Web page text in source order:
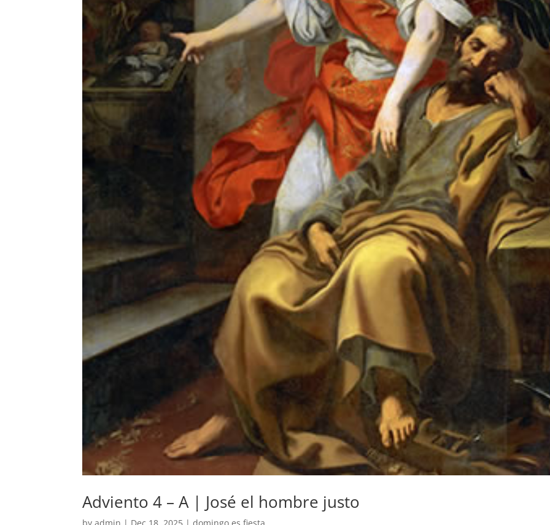
Adviento 4 – A | José el hombre justo